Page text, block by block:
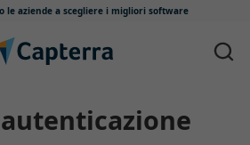
le aziende a scegliere i migliori software
autenticazione